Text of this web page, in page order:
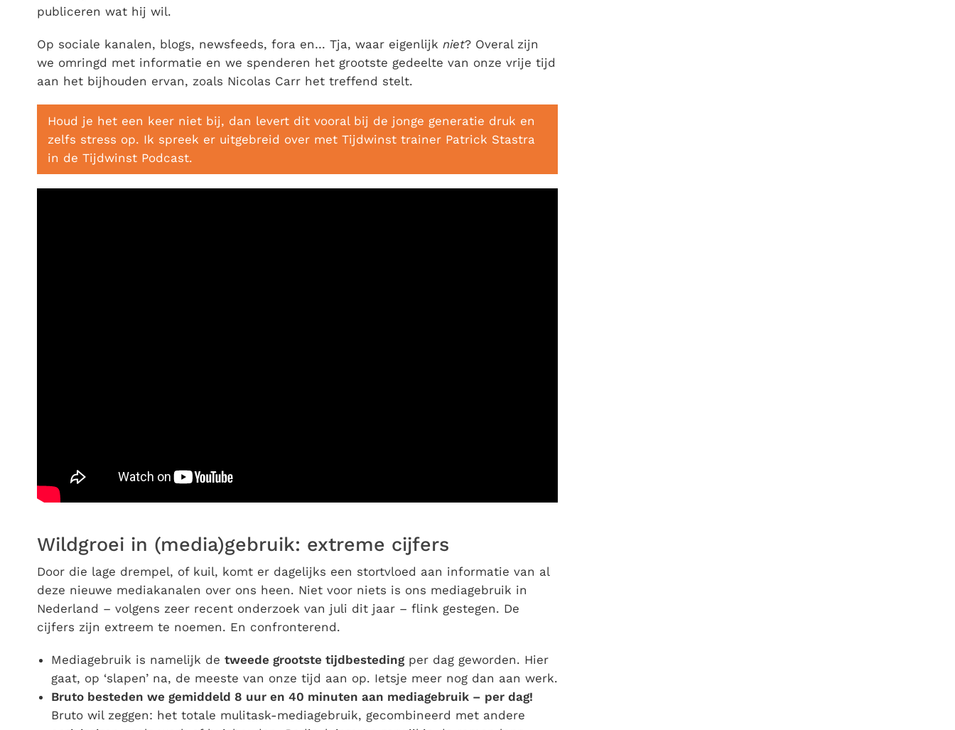
publiceren wat hij wil.
Op sociale kanalen, blogs, newsfeeds, fora en… Tja, waar eigenlijk niet? Overal zijn
we omringd met informatie en we spenderen het grootste gedeelte van onze vrije tijd
aan het bijhouden ervan, zoals Nicolas Carr het treffend stelt.
Houd je het een keer niet bij, dan levert dit vooral bij de jonge generatie druk en
zelfs stress op. Ik spreek er uitgebreid over met Tijdwinst trainer Patrick Stastra
in de Tijdwinst Podcast.
Wildgroei in (media)gebruik: extreme cijfers
Door die lage drempel, of kuil, komt er dagelijks een stortvloed aan informatie van al
deze nieuwe mediakanalen over ons heen. Niet voor niets is ons mediagebruik in
Nederland – volgens zeer recent onderzoek van juli dit jaar – flink gestegen. De
cijfers zijn extreem te noemen. En confronterend.
Mediagebruik is namelijk de tweede grootste tijdbestedingper dag geworden. Hier
gaat, op ‘slapen’ na, de meeste van onze tijd aan op. Ietsje meer nog dan aan werk.
Bruto besteden we gemiddeld 8 uur en 40 minuten aan mediagebruik – per dag!
Bruto wil zeggen: het totale mulitask-mediagebruik, gecombineerd met andere